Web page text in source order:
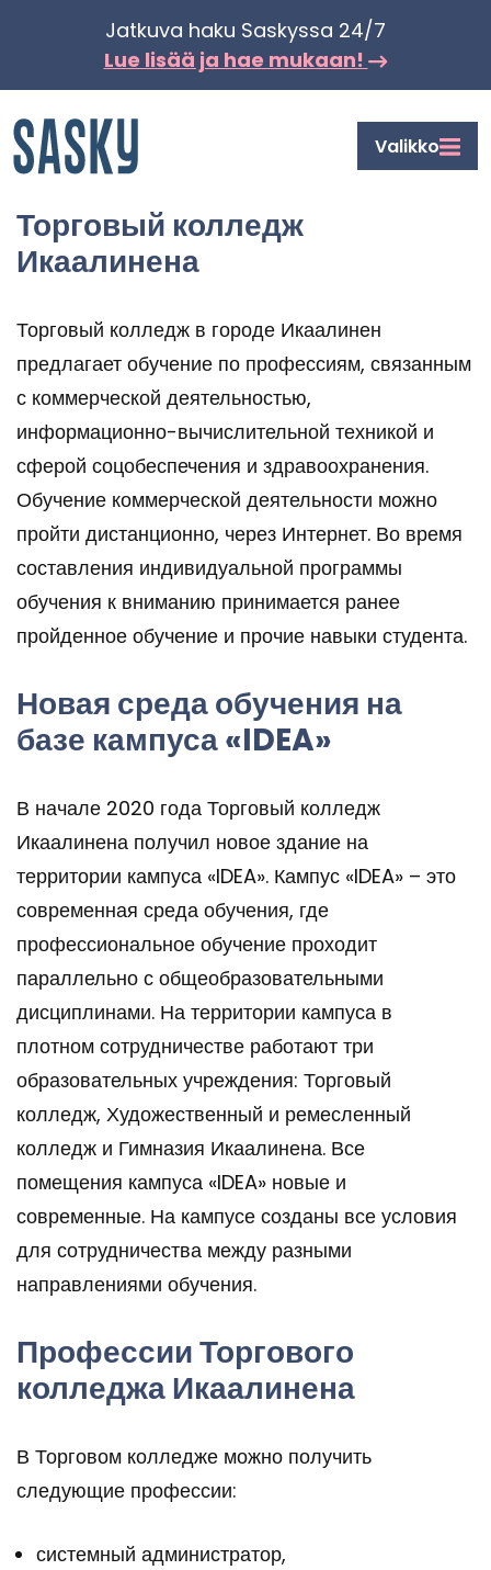
si­
säl­
töön
Jat­ku­va haku Sas­kys­sa 24/7
Lue lisää ja hae mu­kaan!
Etusi­
vu
Valikko
Торговый колледж
Икаалинена
Торговый колледж в городе Икаалинен
предлагает обучение по профессиям, связанным
с коммерческой деятельностью,
информационно-​вычислительной техникой и
сферой соцобеспечения и здравоохранения.
Обучение коммерческой деятельности можно
пройти дистанционно, через Интернет. Во время
составления индивидуальной программы
обучения к вниманию принимается ранее
пройденное обучение и прочие навыки студента.
Новая среда обучения на
базе кампуса «IDEA»
В начале 2020 года Торговый колледж
Икаалинена получил новое здание на
территории кампуса «IDEA». Кампус «IDEA» – это
современная среда обучения, где
профессиональное обучение проходит
параллельно с общеобразовательными
дисциплинами. На территории кампуса в
плотном сотрудничестве работают три
образовательных учреждения: Торговый
колледж, Художественный и ремесленный
колледж и Гимназия Икаалинена. Все
помещения кампуса «IDEA» новые и
современные. На кампусе созданы все условия
для сотрудничества между разными
направлениями обучения.
Профессии Торгового
колледжа Икаалинена
В Торговом колледже можно получить
следующие профессии:
системный администратор,